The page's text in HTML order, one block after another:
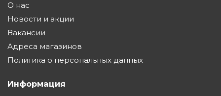
О нас
Новости и акции
Вакансии
Адреса магазинов
Политика о персональных данных
Информация